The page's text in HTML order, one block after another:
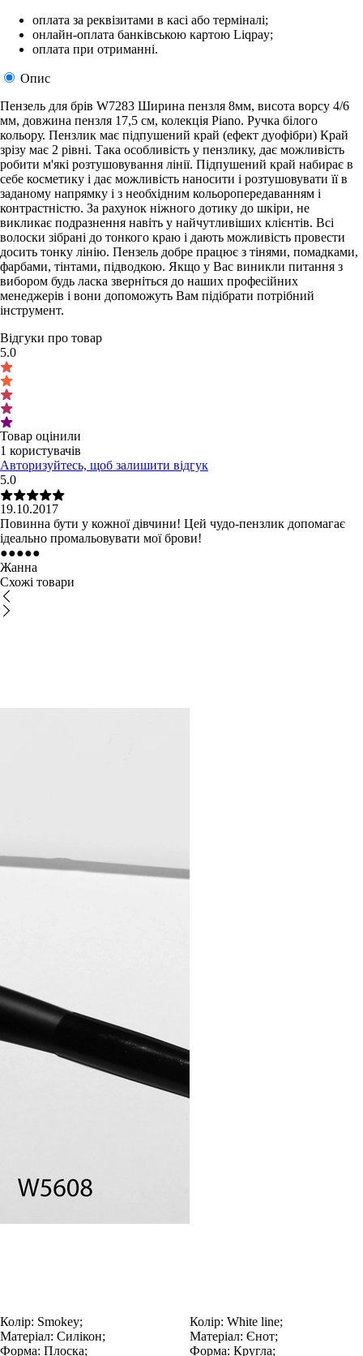
оплата за реквізитами в касі або терміналі;
онлайн-оплата банківською картою Liqpay;
оплата при отриманні.
Опис
Пензель для брів W7283 Ширина пензля 8мм, висота ворсу 4/6
мм, довжина пензля 17,5 см, колекція Piano. Ручка білого
кольору. Пензлик має підпушений край (ефект дуофібри) Край
зрізу має 2 рівні. Така особливість у пензлику, дає можливість
робити м'які розтушовування лінії. Підпушений край набирає в
себе косметику і дає можливість наносити і розтушовувати її в
заданому напрямку і з необхідним кольоропередаванням і
контрастністю. За рахунок ніжного дотику до шкіри, не
викликає подразнення навіть у найчутливіших клієнтів. Всі
волоски зібрані до тонкого краю і дають можливість провести
досить тонку лінію. Пензель добре працює з тінями, помадками,
фарбами, тінтами, підводкою. Якщо у Вас виникли питання з
вибором будь ласка зверніться до наших професійних
менеджерів і вони допоможуть Вам підібрати потрібний
інструмент.
Відгуки про товар
5.0
Товар оцінили
1 користувачів
Авторизуйтесь, щоб залишити відгук
5.0
19.10.2017
Повинна бути у кожної дівчини! Цей чудо-пензлик допомагає
ідеально промальовувати мої брови!
●●●●●
Жанна
Схожі товари
Колір: Smokey;
Матеріал: Силікон;
Форма: Плоска;
Колір: White line;
Матеріал: Єнот;
Форма: Кругла;